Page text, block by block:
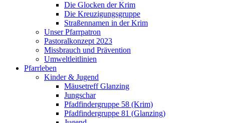
Die Glocken der Krim
Die Kreuzigungsgruppe
Straßennamen in der Krim
Unser Pfarrpatron
Pastoralkonzept 2023
Missbrauch und Prävention
Umweltleitlinien
Pfarrleben
Kinder & Jugend
Mäusetreff Glanzing
Jungschar
Pfadfindergruppe 58 (Krim)
Pfadfindergruppe 81 (Glanzing)